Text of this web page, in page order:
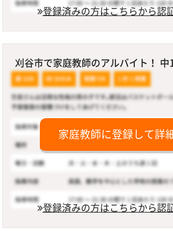
登録済みの方はこちらから認
刈谷市で家庭教師のアルバイト！
家庭教師に登録して詳
登録済みの方はこちらから認